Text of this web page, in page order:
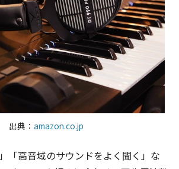
出典： amazon.co.jp
「高音域のサウンドをよく聞く」な